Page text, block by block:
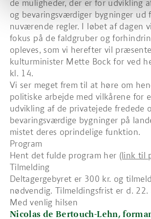
de muligheder, der er for udvikling
og bevaringsværdiger bygninger ud
nuværende regler. I løbet af dagen
fokus på de faldgruber og
opleves, som vi herefter vil
kulturminister Mette Bock for ved
kl. 14.
Vi ser meget frem til at høre om
politiske arbejde med vilkårene for
udvikling af de privatejede fredede
bevaringsværdige bygninger på
mistet deres oprindelige funktion.
Program
Hent det fulde program her (link til
Tilmelding
Deltagergebyret er 300 kr. og
nødvendig. Tilmeldingsfrist er d. 22.
Med venlig hilsen
Nicolas de Bertouch-Lehn,